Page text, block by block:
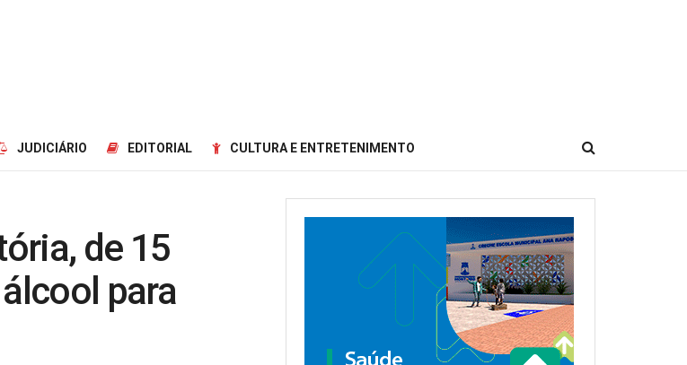
JUDICIÁRIO EDITORIAL CULTURA E ENTRETENIMENTO
de 15
para